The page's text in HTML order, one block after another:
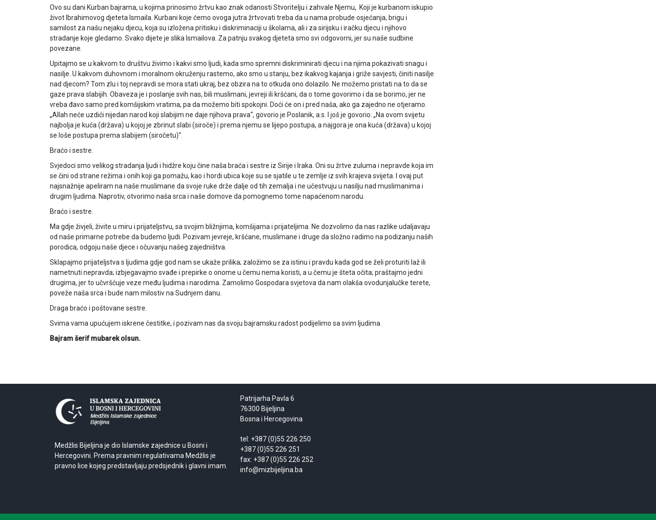
Ovo su dani Kurban bajrama, u kojima prinosimo žrtvu kao znak odanosti Stvoritelju i zahvale Njemu, Koji je kurbanom iskupio
život Ibrahimovog djeteta Ismaila. Kurbani koje ćemo ovoga jutra žrtvovati treba da u nama probude osjećanja, brigu i
samilost za našu nejaku djecu, koja su izložena pritisku i diskriminaciji u školama, ali i za sirijsku i iračku djecu i njihovo
stradanje koje gledamo. Svako dijete je slika Ismailova. Za patnju svakog djeteta smo svi odgovorni, jer su naše sudbine
povezane.
Upitajmo se u kakvom to društvu živimo i kakvi smo ljudi, kada smo spremni diskriminirati djecu i na njima pokazivati snagu i
nasilje. U kakvom duhovnom i moralnom okruženju rastemo, ako smo u stanju, bez ikakvog kajanja i griže savjesti, činiti nasilje
nad djecom? Tom zlu i toj nepravdi se mora stati ukraj, bez obzira na to otkuda ono dolazilo. Ne možemo pristati na to da se
gaze prava slabijih. Obaveza je i poslanje svih nas, bili muslimani, jevreji ili kršćani, da o tome govorimo i da se borimo, jer ne
vreba đavo samo pred komšijskim vratima, pa da možemo biti spokojni. Doći će on i pred naša, ako ga zajedno ne otjeramo.
„Allah neće uzdići nijedan narod koji slabijim ne daje njihova prava“, govorio je Poslanik, a.s. I još je govorio: „Na ovom svijetu
najbolja je kuća (država) u kojoj je zbrinut slabi (siroče) i prema njemu se lijepo postupa, a najgora je ona kuća (država) u kojoj
se loše postupa prema slabijem (siročetu)“.
Braćo i sestre.
Svjedoci smo velikog stradanja ljudi i hidžre koju čine naša braća i sestre iz Sirije i Iraka. Oni su žrtve zuluma i nepravde koja im
se čini od strane režima i onih koji ga pomažu, kao i hordi ubica koje su se sjatile u te zemlje iz svih krajeva svijeta. I ovaj put
najsnažnije apeliram na naše muslimane da svoje ruke drže dalje od tih zemalja i ne učestvuju u nasilju nad muslimanima i
drugim ljudima. Naprotiv, otvorimo naša srca i naše domove da pomognemo tome napaćenom narodu.
Braćo i sestre.
Ma gdje živjeli, živite u miru i prijateljstvu, sa svojim bližnjima, komšijama i prijateljima. Ne dozvolimo da nas razlike udaljavaju
od naše primarne potrebe da budemo ljudi. Pozivam jevreje, kršćane, muslimane i druge da složno radimo na podizanju naših
porodica, odgoju naše djece i očuvanju našeg zajedništva.
Sklapajmo prijateljstva s ljudima gdje god nam se ukaže prilika; založimo se za istinu i pravdu kada god se želi proturiti laž ili
nametnuti nepravda; izbjegavajmo svađe i prepirke o onome u čemu nema koristi, a u čemu je šteta očita; praštajmo jedni
drugima, jer to učvršćuje veze među ljudima i narodima. Zamolimo Gospodara svjetova da nam olakša ovodunjalučke terete,
poveže naša srca i bude nam milostiv na Sudnjem danu.
Draga braćo i poštovane sestre.
Svima vama upućujem iskrene čestitke, i pozivam nas da svoju bajramsku radost podijelimo sa svim ljudima.
Bajram šerif mubarek olsun.
Medžlis Bijeljina je dio Islamske zajednice u Bosni i
Hercegovini. Prema pravnim regulativama Medžlis je
pravno lice kojeg predstavljaju predsjednik i glavni imam.
Patrijarha Pavla 6
76300 Bijeljina
Bosna i Hercegovina
tel: +387 (0)55 226 250
+387 (0)55 226 251
fax: +387 (0)55 226 252
info@mizbijeljina.ba